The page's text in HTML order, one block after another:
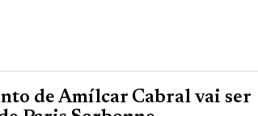
de Amílcar Cabral vai ser